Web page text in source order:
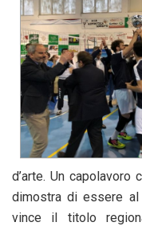
d’arte. Un
dimostra di essere al
vince il titolo